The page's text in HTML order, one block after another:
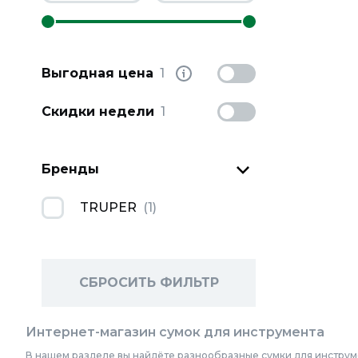
Выгодная цена 1
Скидки недели 1
Бренды
TRUPER (1)
СБРОСИТЬ ФИЛЬТР
Интернет-магазин сумок для инструмента
В нашем разделе вы найдёте разнообразные сумки для